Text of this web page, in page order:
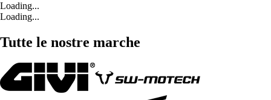
Loading...
Loading...
Tutte le nostre marche